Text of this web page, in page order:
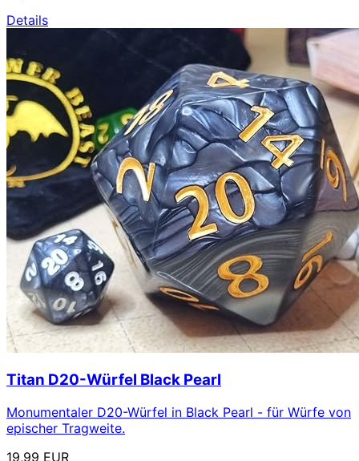
Details
Titan D20-Würfel Black Pearl
Monumentaler D20-Würfel in Black Pearl - für Würfe von
epischer Tragweite.
19,99 EUR